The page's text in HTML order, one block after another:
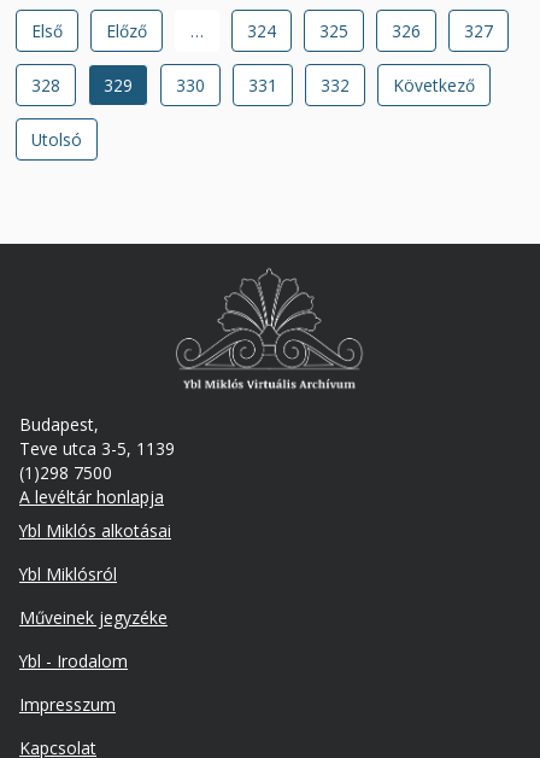
Oldalszámozás
Első
oldal
Első
Előző
oldal
Előző … Oldal
324 Oldal
325 Oldal
326 Oldal
327
Oldal
328
Jelenlegi
oldal
329 Oldal
330 Oldal
331 Oldal
332
Következő
oldal
Következő
Utolsó
oldal
Utolsó
Budapest,
Teve utca 3-5, 1139
(1)298 7500
A levéltár honlapja
Footer
Ybl Miklós alkotásai
Ybl Miklósról
Műveinek jegyzéke
Ybl - Irodalom
Lábléc
másodlagos
Impresszum
Kapcsolat